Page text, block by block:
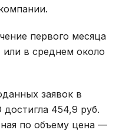
первого месяца
в среднем около
заявок в
достигла 454,9 руб.
по объему цена —